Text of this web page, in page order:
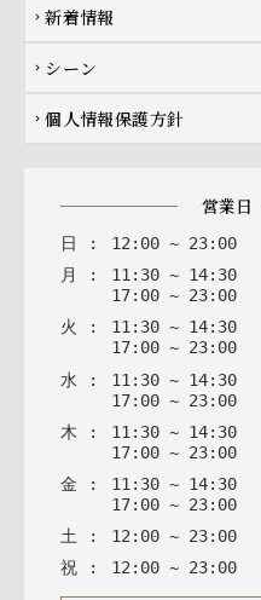
chevron_right 新着情報
chevron_right シーン
chevron_right 個人情報保護方針
営業
日 : 12 : 00 ~ 23: 00
月
: 11: 30 ~ 14: 30
17: 00 ~ 23: 00
火
: 11: 30 ~ 14: 30
17: 00 ~ 23: 00
水 : 11 : 30 ~ 14: 30
17: 00 ~ 23: 00
木 : 11 : 30 ~ 14: 30
17: 00 ~ 23: 00
金 : 11 : 30 ~ 14: 30
17: 00 ~ 23: 00
土 : 12 : 00 ~ 23: 00
祝 : 12: 00 ~ 23: 00